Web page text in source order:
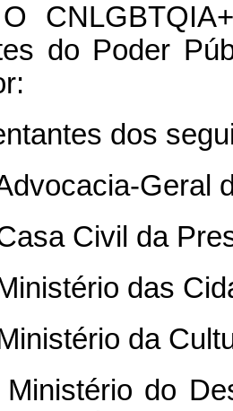
do Poder
dos
Geral
Civil da
das
da
do